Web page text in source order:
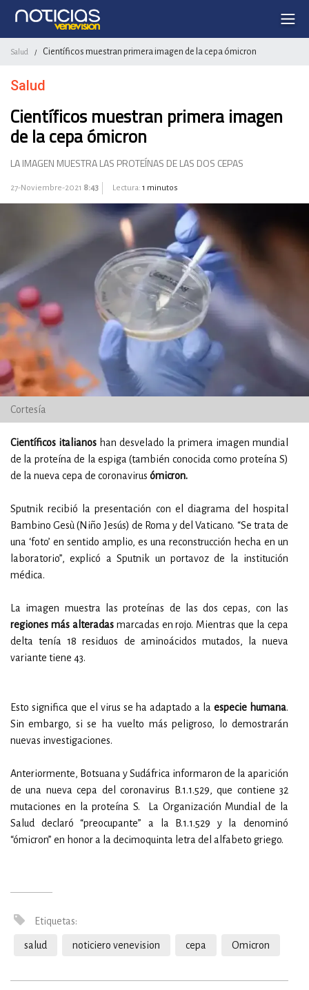
Salud / Científicos muestran primera imagen de la cepa ómicron
Salud
Científicos muestran primera imagen
de la cepa ómicron
LA IMAGEN MUESTRA LAS PROTEÍNAS DE LAS DOS CEPAS
27-Noviembre-2021 8:43 Lectura: 1 minutos
Cortesía
Científicos italianos han desvelado la primera imagen mundial
de la proteína de la espiga (también conocida como proteína S)
de la nueva cepa de coronavirus ómicron.
Sputnik recibió la presentación con el diagrama del hospital
Bambino Gesù (Niño Jesús) de Roma y del Vaticano. “Se trata de
una ‘foto’ en sentido amplio, es una reconstrucción hecha en un
laboratorio”, explicó a Sputnik un portavoz de la institución
médica.
La imagen muestra las proteínas de las dos cepas, con las
regiones más alteradasmarcadas en rojo. Mientras que la cepa
delta tenía 18 residuos de aminoácidos mutados, la nueva
variante tiene 43.
Esto significa que el virus se ha adaptado a laespecie humana.
Sin embargo, si se ha vuelto más peligroso, lo demostrarán
nuevas investigaciones.
Anteriormente, Botsuana y Sudáfrica informaron de la aparición
de una nueva cepa del coronavirus B.1.1.529, que contiene 32
mutaciones en la proteína S. La Organización Mundial de la
Salud declaró “preocupante” a la B.1.1.529 y la denominó
“ómicron” en honor a la decimoquinta letra del alfabeto griego.
Etiquetas:
salud noticiero venevision cepa Omicron